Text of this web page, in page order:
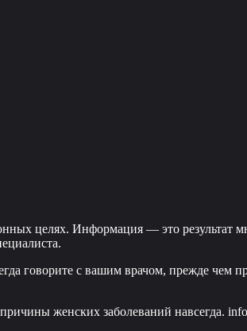
целях. Информация — это результат
говорите с вашим врачом, прежде чем
женских заболеваний навсегда.